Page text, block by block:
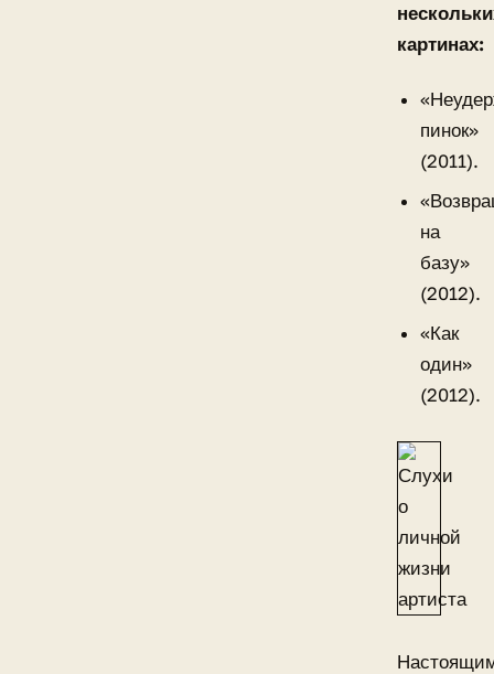
картинах:
пинок»
(2011).
на
базу»
(2012).
«Как
один»
(2012).